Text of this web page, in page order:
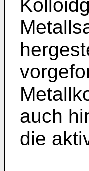
auch
die